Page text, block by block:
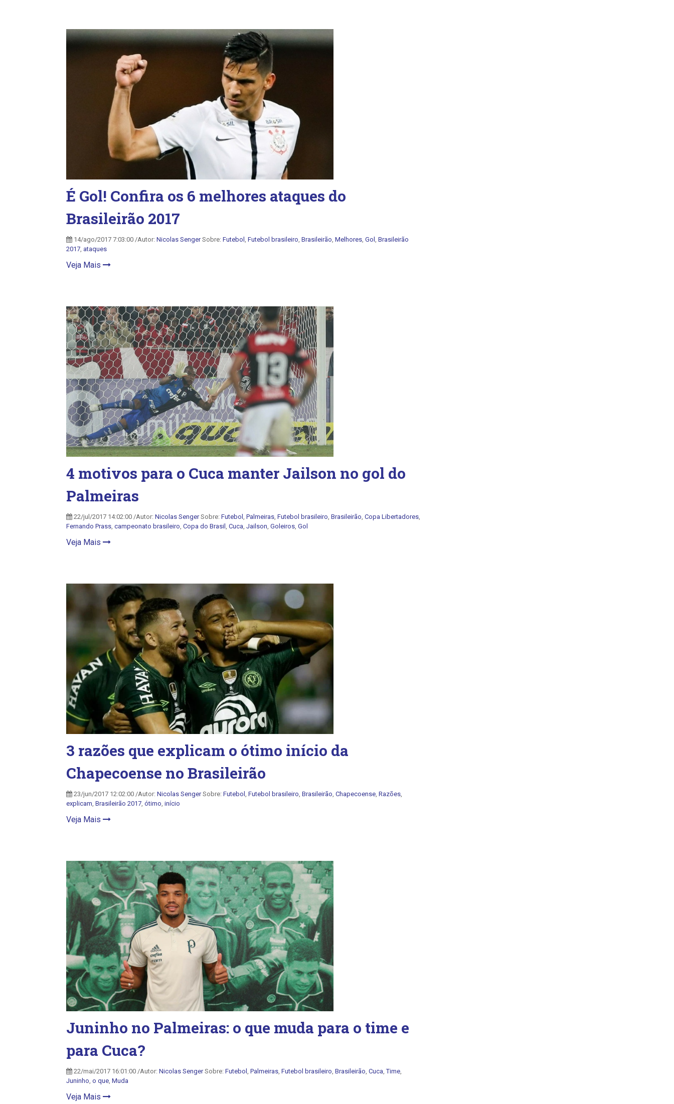
É Gol! Confira os 6 melhores ataques do
Brasileirão 2017
14/ago/2017 7:03:00 /Autor: Nicolas SengerSobre: Futebol , Futebol brasileiro, Brasileirão, Melhores, Gol , Brasileirão
2017, ataques
Veja Mais
4 motivos para o Cuca manter Jailson no gol do
Palmeiras
22/jul/2017 14:02:00 /Autor: Nicolas SengerSobre: Futebol , Palmeiras, Futebol brasileiro, Brasileirão, Copa Libertadores,
Fernando Prass, campeonato brasileiro, Copa do Brasil , Cuca, Jailson, Goleiros, Gol
Veja Mais
3 razões que explicam o ótimo início da
Chapecoense no Brasileirão
23/jun/2017 12:02:00 /Autor: Nicolas SengerSobre: Futebol , Futebol brasileiro, Brasileirão, Chapecoense, Razões,
explicam, Brasileirão 2017, ótimo, início
Veja Mais
Juninho no Palmeiras: o que muda para o time e
para Cuca?
22/mai/2017 16:01:00 /Autor: Nicolas SengerSobre: Futebol , Palmeiras, Futebol brasileiro, Brasileirão, Cuca,Time,
Juninho, o que, Muda
Veja Mais